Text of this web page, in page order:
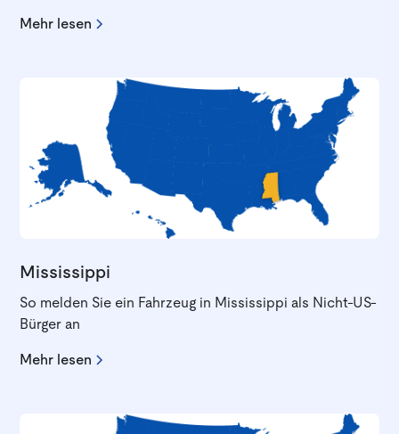
Mehr lesen
Mississippi
So melden Sie ein Fahrzeug in Mississippi als Nicht-US-
Bürger an
Mehr lesen